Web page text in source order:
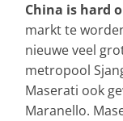
China is hard
markt te
nieuwe veel
metropool
Maserati ook
Maranello.